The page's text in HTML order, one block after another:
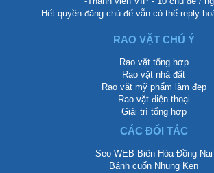
-Hết quyền đăng chủ để vẫn có thể reply
RAO VẶT CHÚ Ý
Rao vặt tổng hợp
Rao vặt nhà đất
Rao vặt mỹ phẩm làm đẹp
Rao vặt điện thoại
Giải trí tổng hợp
CÁC ĐỐI TÁC
Seo WEB Biên Hòa Đồng Nai
Bánh cuốn Nhung Ken